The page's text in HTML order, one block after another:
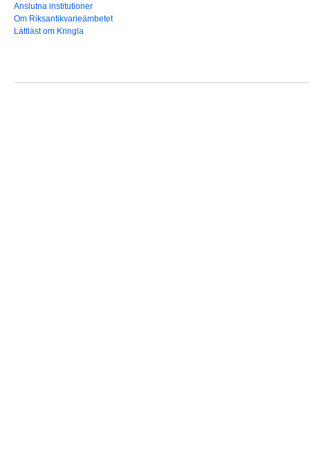
Anslutna institutioner
Om Riksantikvarieämbetet
Lättläst om Kringla